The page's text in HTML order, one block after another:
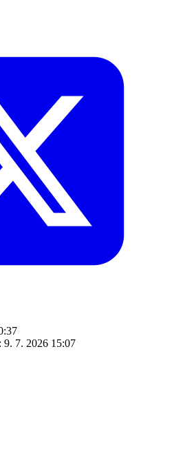
9. 7. 2026 15:07